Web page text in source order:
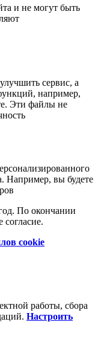
и не могут быть
сервис, а
например,
Эти файлы не
Например, вы будете
По окончании
согласие.
cookie
работы, сбора
Настроить